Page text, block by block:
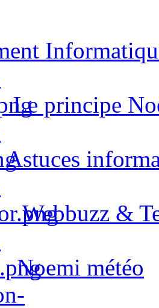
Le principe
Astuces
Webbuzz &
Noemi météo